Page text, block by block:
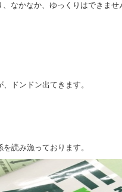
、なかなか、ゆっくりはできませ
ドンドン出てきます。
読み漁っております。